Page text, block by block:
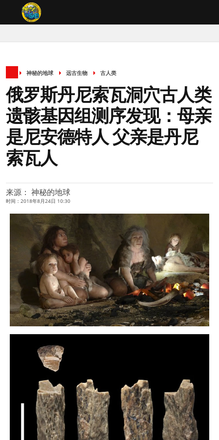
神秘的地球 远古生物 古人类
俄罗斯丹尼索瓦洞穴古人类
遗骸基因组测序发现：母亲
是尼安德特人 父亲是丹尼
索瓦人
来源： 神秘的地球
时间：2018年8月24日 10:30